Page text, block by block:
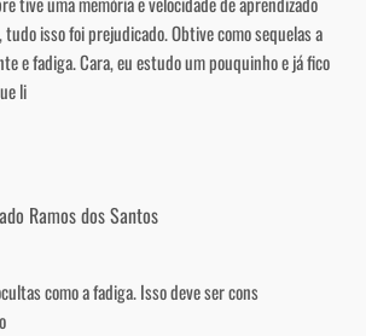
tudo isso foi prejudicado. Obtive como sequelas a
e fadiga. Cara, eu estudo um pouquinho e já fico
li
Ramos dos Santos
como a fadiga. Isso deve ser cons